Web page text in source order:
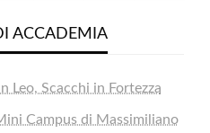
2026
2026
ACCADEMIA
Leo, Scacchi in Fortezza
Campus di Massimiliano